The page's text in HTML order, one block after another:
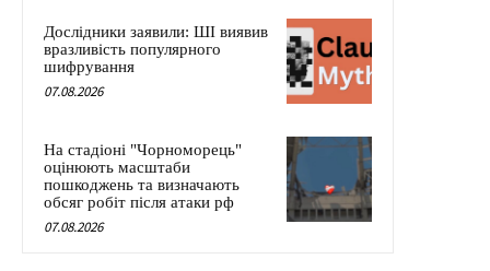
Дослідники заявили: ШІ виявив
вразливість популярного
шифрування
07.08.2026
На стадіоні "Чорноморець"
оцінюють масштаби
пошкоджень та визначають
обсяг робіт після атаки рф
07.08.2026